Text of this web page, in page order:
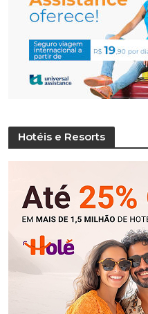
Hotéis e Resorts